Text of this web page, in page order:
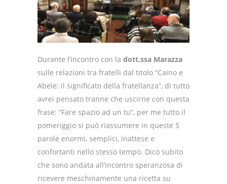
Durante l’incontro con la dott.ssa Marazza
sulle relazioni tra fratelli dal titolo “Caino e
Abele: il significato della fratellanza”, di tutto
avrei pensato tranne che uscirne con questa
frase: “Fare spazio ad un tu”, per me tutto il
pomeriggio si può riassumere in queste 5
parole enormi, semplici, inattese e
confortanti nello stesso tempo. Dico subito
che sono andata all’incontro speranzosa di
ricevere meschinamente una ricetta su